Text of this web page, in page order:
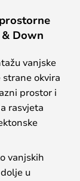
Down
vanjske
okvira
prostor i
rasvjeta
vanjskih
u